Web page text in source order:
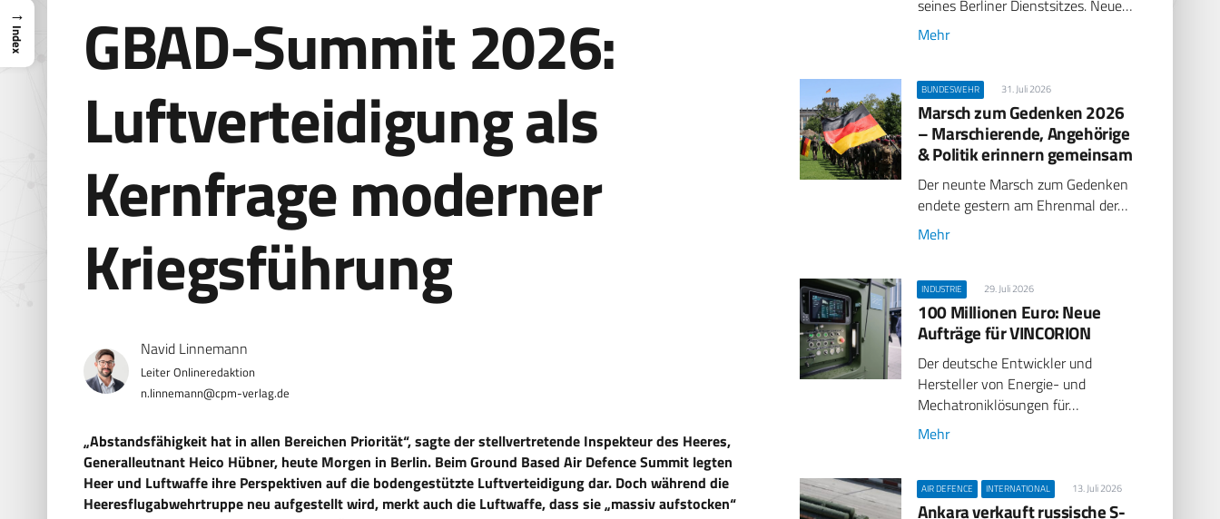
GBAD-Summit 2026:
Luftverteidigung als
Kernfrage moderner
Kriegsführung
Navid Linnemann
Leiter Onlineredaktion
n.linnemann@cpm-verlag.de
„Abstandsfähigkeit hat in allen Bereichen Priorität“, sagte der stellvertretende Inspekteur des Heeres,
Generalleutnant Heico Hübner, heute Morgen in Berlin. BeimGround Based Air DefenceSummit legten
Heer und Luftwaffe ihre Perspektiven aufdie bodengestützte Luftverteidigungdar. Doch während die
Heeresflugabwehrtruppe neu aufgestellt wird, merkt auch die Luftwaffe, dass sie „massiv aufstocken“
seines Berliner Dienstsitzes. Neue…
Mehr
BUNDESWEHR 31. Juli 2026
Marsch zum Gedenken 2026
– Marschierende, Angehörige
& Politik erinnern gemeinsam
Der neunte Marsch zum Gedenken
endete gestern am Ehrenmal der…
Mehr
INDUSTRIE 29. Juli 2026
100 Millionen Euro: Neue
Aufträge für VINCORION
Der deutsche Entwickler und
Hersteller von Energie- und
Mechatroniklösungen für…
Mehr
AIR DEFENCE INTERNATIONAL 13. Juli 2026
Ankara verkauft russische S-
→
Index